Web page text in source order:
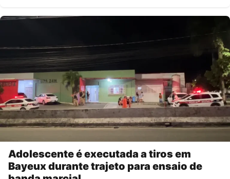
Adolescente é executada a tiros em
Bayeux durante trajeto para ensaio de